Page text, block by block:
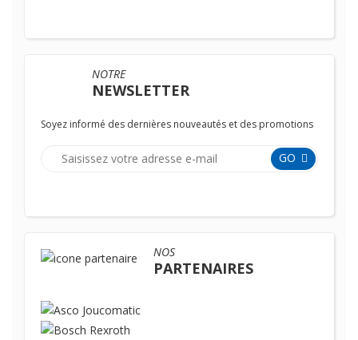
NOTRE
NEWSLETTER
Soyez informé des dernières nouveautés et des promotions
GO
NOS
PARTENAIRES